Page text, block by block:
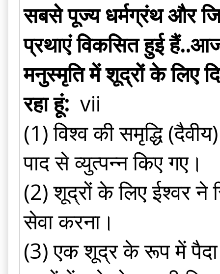
सबसे पूज्य धर्मग्रंथ और
प्रथाएं विकसित हुई
मनुस्मृति में शूद्रों के लिए
रहा हूं:vii
(1) विश्व की समृद्धि
पाद से व्युत्पन्न किए गए।
(2) शूद्रों के लिए ईश्वर ने
सेवा करना।
(3) एक शूद्र के रूप में पैदा